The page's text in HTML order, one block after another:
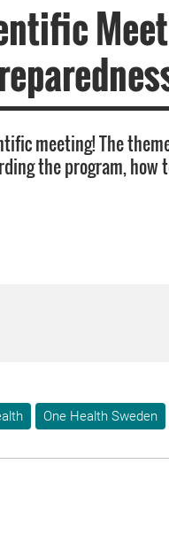
meeting! The
the program, how
One Health Sweden